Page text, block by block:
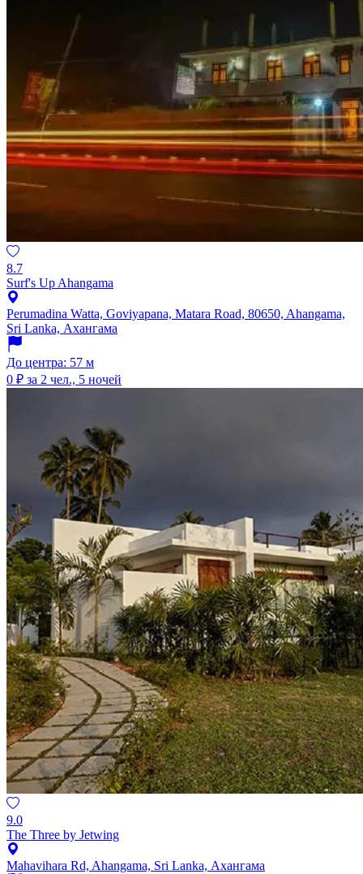
8.7
Surf's Up Ahangama
Perumadina Watta, Goviyapana, Matara Road, 80650, Ahangama,
Sri Lanka, Ахангама
До центра: 57 м
0 ₽ за 2 чел., 5 ночей
9.0
The Three by Jetwing
Mahavihara Rd, Ahangama, Sri Lanka, Ахангама